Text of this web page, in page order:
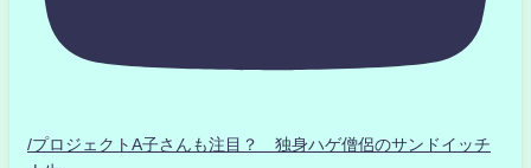
/プロジェクトA子さんも注目？ 独身ハゲ僧侶のサンドイッチ